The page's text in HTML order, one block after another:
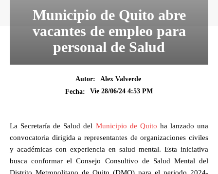
Municipio de Quito abre
vacantes de empleo para
personal de Salud
Autor:
Alex Valverde
Fecha:
Vie 28/06/24 4:53 PM
La Secretaría de Salud del Municipio de Quito ha lanzado una
convocatoria dirigida a representantes de organizaciones civiles
y académicas con experiencia en salud mental. Esta iniciativa
busca conformar el Consejo Consultivo de Salud Mental del
Distrito Metropolitano de Quito (DMQ) para el periodo 2024-